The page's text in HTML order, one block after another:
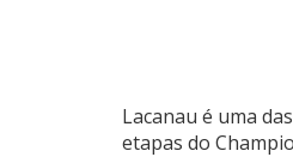
Lacanau é uma
etapas do